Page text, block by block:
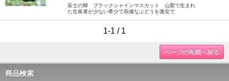
富士の輝 ブラックシャインマスカット 山梨で生まれ
た生産者が少ない希少で高価なぶどうを激安で
1-1 / 1
ページの先頭へ戻る
商品検索